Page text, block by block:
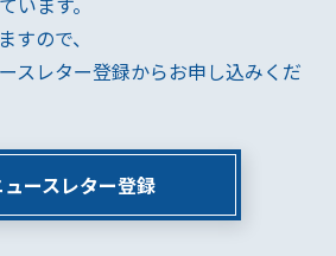
すので、
スレター登録からお申し込みくだ
ュースレター登録